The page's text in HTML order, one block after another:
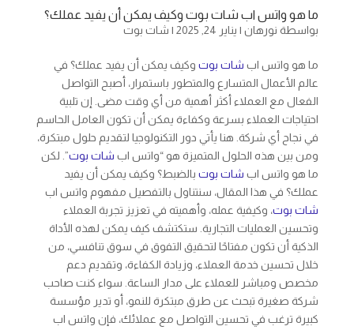
ما هو واتس اب شات بوت وكيف يمكن أن يفيد عملك؟
بواسطة نورهان| يناير 24, 2025 | شات بوت
ما هو واتس اب شات بوتوكيف يمكن أن يفيد عملك؟ في
عالم الأعمال المتسارع والمتطور باستمرار، أصبح التواصل
الفعال مع العملاء أكثر أهمية من أي وقت مضى. إن تلبية
احتياجات العملاء بسرعة وكفاءة يمكن أن تكون العامل الحاسم
في نجاح أي شركة. هنا يأتي دور التكنولوجيا لتقديم حلول مبتكرة،
ومن بين هذه الحلول المتميزة هو “واتس اب شات بوت”. لكن
ما هو واتس اب شات بوتبالضبط؟ وكيف يمكن أن يفيد
عملك؟ في هذا المقال، سنتناول بالتفصيل مفهوم واتس اب
شات بوت، وكيفية عمله، وأهميته في تعزيز تجربة العملاء
وتحسين العمليات التجارية. ستكتشف كيف يمكن لهذه الأداة
الذكية أن تكون مفتاحًا لتحقيق التفوق في سوق تنافسي، من
خلال تحسين خدمة العملاء، وزيادة الكفاءة، وتقديم دعم
مخصص ومباشر للعملاء على مدار الساعة. سواء كنت صاحب
شركة صغيرة تبحث عن طرق مبتكرة للنمو، أو تدير مؤسسة
كبيرة ترغب في تحسين التواصل مع عملائك، فإن واتس اب